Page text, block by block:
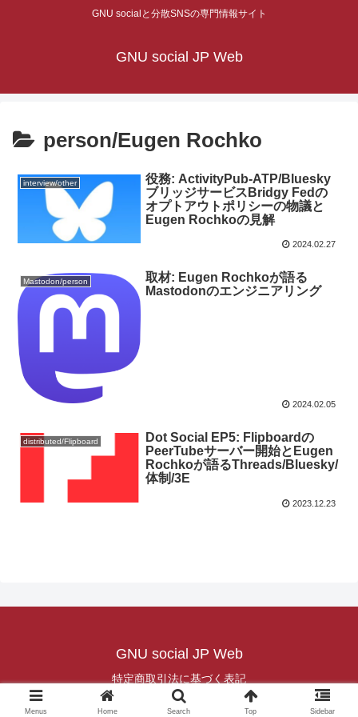
GNU socialと分散SNSの専門情報サイト
GNU social JP Web
person/Eugen Rochko
interview/other
役務: ActivityPub-ATP/Bluesky
ブリッジサービスBridgy Fedの
オプトアウトポリシーの物議と
Eugen Rochkoの見解
2024.02.27
Mastodon/person
取材: Eugen Rochkoが語る
Mastodonのエンジニアリング
2024.02.05
distributed/Flipboard
Dot Social EP5: Flipboardの
PeerTubeサーバー開始とEugen
Rochkoが語るThreads/Bluesky/
体制/3E
2023.12.23
GNU social JP Web
特定商取引法に基づく表記
© 2022 GNU social JP Web.
Menus Home Search Top Sidebar